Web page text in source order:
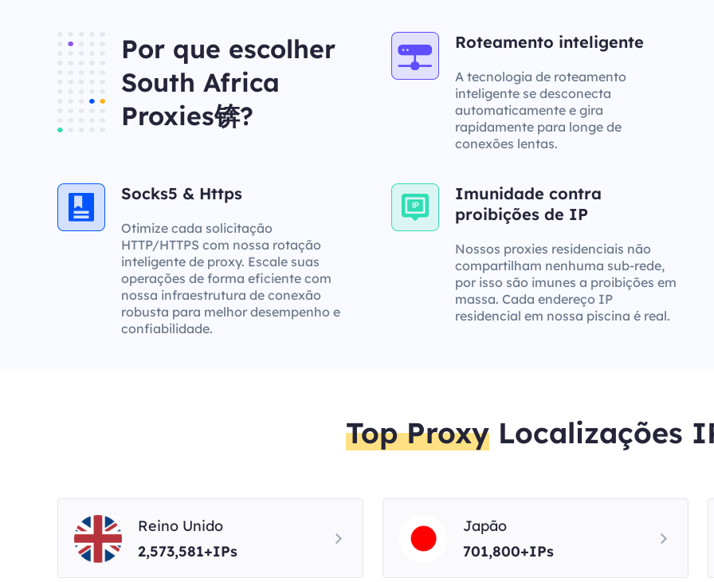
Por que escolher
South Africa
Proxies锛?
Roteamento inteligente
A tecnologia de roteamento
inteligente se desconecta
automaticamente e gira
rapidamente para longe de
conexões lentas.
Socks5 & Https
Otimize cada solicitação
HTTP/HTTPS com nossa rotação
inteligente de proxy. Escale suas
operações de forma eficiente com
nossa infraestrutura de conexão
robusta para melhor desempenho e
confiabilidade.
Imunidade contra
proibições de IP
Nossos proxies residenciais não
compartilham nenhuma sub-rede,
por isso são imunes a proibições em
massa. Cada endereço IP
residencial em nossa piscina é real.
Top ProxyLocalizações
Reino Unido
2,573,581+IPs
Japão
701,800+IPs